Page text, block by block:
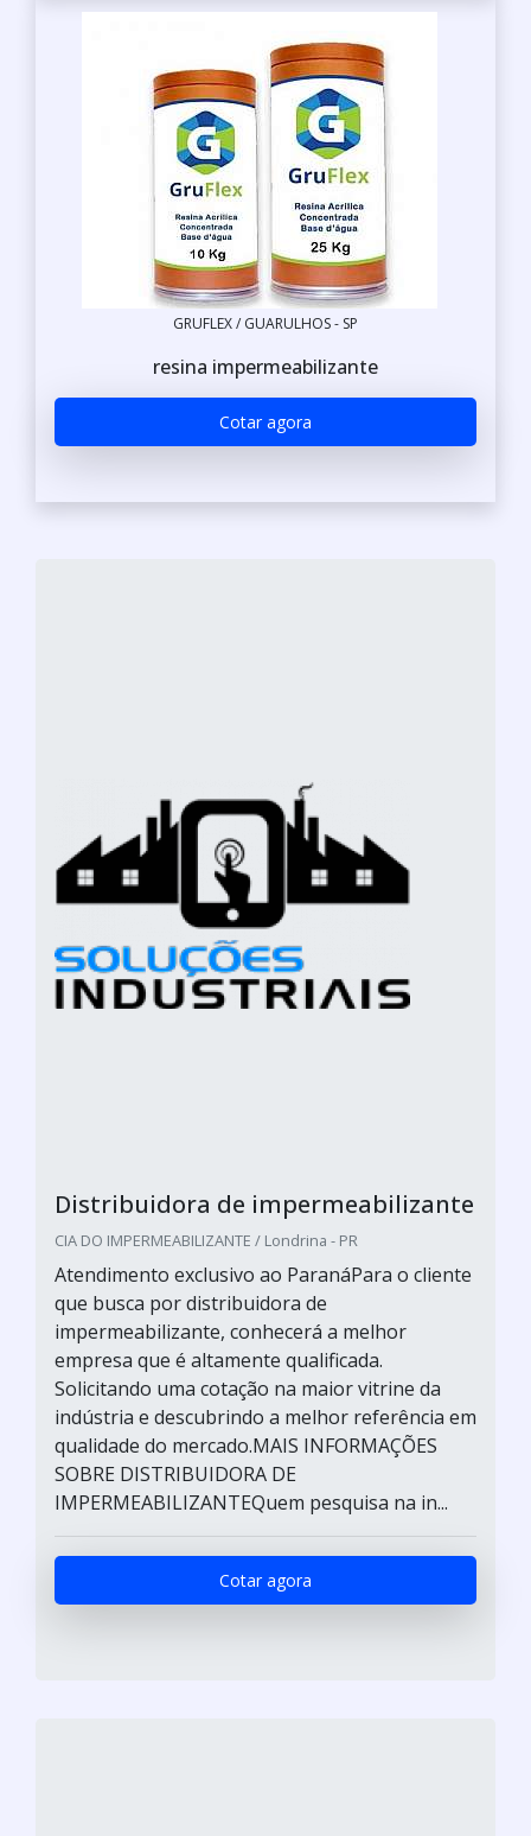
GRUFLEX / GUARULHOS - SP
resina impermeabilizante
Cotar agora
Distribuidora de impermeabilizante
CIA DO IMPERMEABILIZANTE / Londrina - PR
Atendimento exclusivo ao ParanáPara o cliente
que busca por distribuidora de
impermeabilizante, conhecerá a melhor
empresa que é altamente qualificada.
Solicitando uma cotação na maior vitrine da
indústria e descubrindo a melhor referência em
qualidade do mercado.MAIS INFORMAÇÕES
SOBRE DISTRIBUIDORA DE
IMPERMEABILIZANTEQuem pesquisa na in...
Cotar agora